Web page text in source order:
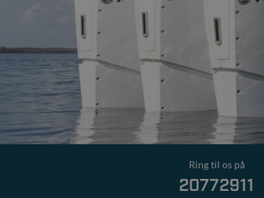
Ring til os på
20772911